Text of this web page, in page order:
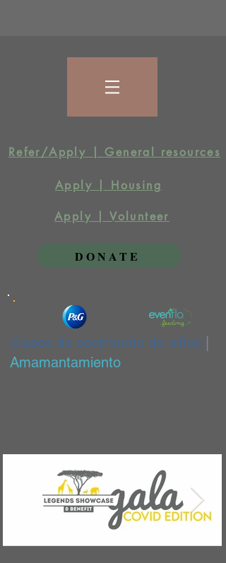
Refer/Apply | General resources
Apply | Housing
Apply | Volunteer
DONATE
Clases de nacimiento de niños
Amamantamiento